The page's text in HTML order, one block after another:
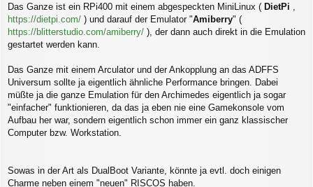
Das Ganze ist ein RPi400 mit einem abgespeckten MiniLinux ( DietPi
https://dietpi.com/ ) und darauf der Emulator "Amiberry" (
https://blitterstudio.com/amiberry/ ), der dann auch direkt in die Emulation
gestartet werden kann.
Das Ganze mit einem Arculator und der Ankopplung an das ADFFS
Universum sollte ja eigentlich ähnliche Performance bringen. Dabei
müßte ja die ganze Emulation für den Archimedes eigentlich ja sogar
"einfacher" funktionieren, da das ja eben nie eine Gamekonsole vom
Aufbau her war, sondern eigentlich schon immer ein ganz klassischer
Computer bzw. Workstation.
Sowas in der Art als DualBoot Variante, könnte ja evtl. doch einigen
Charme neben einem "neuen" RISCOS haben.